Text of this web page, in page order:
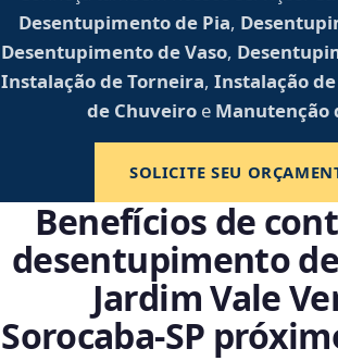
Desentupimento de Pia,
Desentupimento de Vaso,
Instalação de Torneira, Instalação de
de Chuveiro e Manutenção
SOLICITE SEU
Benefícios de
desentupimento
Jardim Vale
Sorocaba‑SP